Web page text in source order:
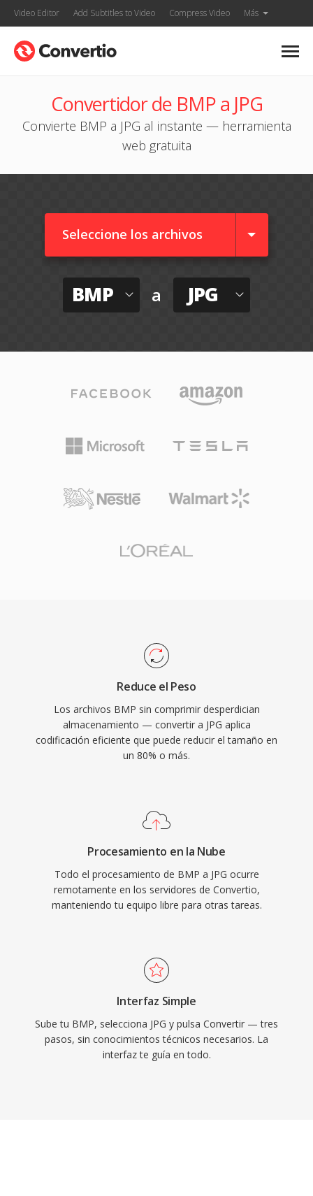
Video Editor Add Subtitles to Video Compress Video Más
Convertidor de BMP a JPG
Convierte BMP a JPG al instante — herramienta
web gratuita
Seleccione los archivos
BMP a JPG
Reduce el Peso
Los archivos BMP sin comprimir desperdician
almacenamiento — convertir a JPG aplica
codificación eficiente que puede reducir el tamaño en
un 80% o más.
Procesamiento en la Nube
Todo el procesamiento de BMP a JPG ocurre
remotamente en los servidores de Convertio,
manteniendo tu equipo libre para otras tareas.
Interfaz Simple
Sube tu BMP, selecciona JPG y pulsa Convertir — tres
pasos, sin conocimientos técnicos necesarios. La
interfaz te guía en todo.